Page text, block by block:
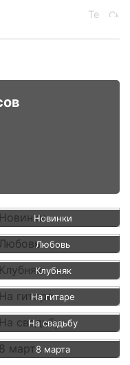
Новинки
Любовь
Клубняк
На гитаре
На свадьбу
8 марта